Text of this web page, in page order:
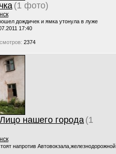
(1 фото)
дождичек и ямка утонула в луже
17:40
2374
нашего города(1
напротив Автовокзала,железнодорожной